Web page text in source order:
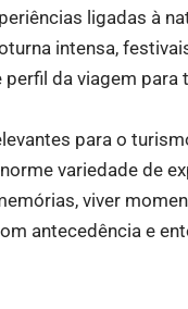
ligadas à
intensa,
da viagem
para o
variedade de
viver
antecedência e